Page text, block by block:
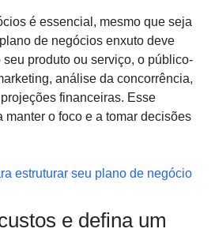
é essencial, mesmo que seja
de negócios enxuto deve
produto ou serviço, o público-
análise da concorrência,
financeiras. Esse
manter o foco e a tomar decisões
estruturar seu plano de negócio
e defina um